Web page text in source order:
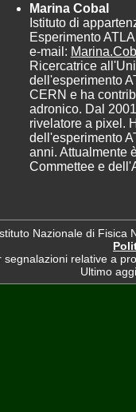
Marina Cobal
Istituto di
Esperimento
e-mail:
Ricercatrice
dell'esperimento
CERN e ha
adronico. Dal
rivelatore a pixel.
dell'esperimento
anni. Attualmente
Commettee e
Nazionale di Fisica
segnalazioni relative a
Ultimo